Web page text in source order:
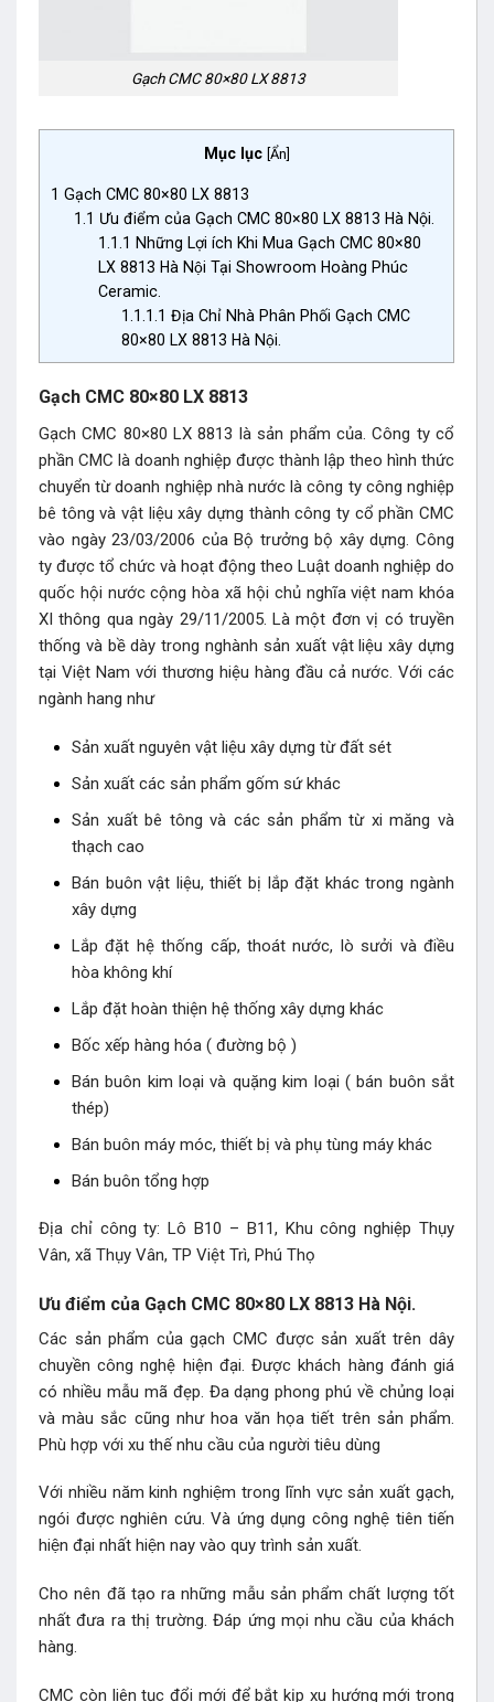
Gạch CMC 80×80 LX 8813
Mục lục Ẩn
1 Gạch CMC 80×80 LX 8813
1.1 Ưu điểm của Gạch CMC 80×80 LX 8813 Hà Nội.
1.1.1 Những Lợi ích Khi Mua Gạch CMC 80×80
LX 8813 Hà Nội Tại Showroom Hoàng Phúc
Ceramic.
1.1.1.1 Địa Chỉ Nhà Phân Phối Gạch CMC
80×80 LX 8813 Hà Nội.
Gạch CMC 80×80 LX 8813
Gạch CMC 80×80 LX 8813 là sản phẩm của. Công ty cổ
phần CMC là doanh nghiệp được thành lập theo hình thức
chuyển từ doanh nghiệp nhà nước là công ty công nghiệp
bê tông và vật liệu xây dựng thành công ty cổ phần CMC
vào ngày 23/03/2006 của Bộ trưởng bộ xây dựng. Công
ty được tổ chức và hoạt động theo Luật doanh nghiệp do
quốc hội nước cộng hòa xã hội chủ nghĩa việt nam khóa
XI thông qua ngày 29/11/2005. Là một đơn vị có truyền
thống và bề dày trong nghành sản xuất vật liệu xây dựng
tại Việt Nam với thương hiệu hàng đầu cả nước. Với các
ngành hang như
Sản xuất nguyên vật liệu xây dựng từ đất sét
Sản xuất các sản phẩm gốm sứ khác
Sản xuất bê tông và các sản phẩm từ xi măng và
thạch cao
Bán buôn vật liệu, thiết bị lắp đặt khác trong ngành
xây dựng
Lắp đặt hệ thống cấp, thoát nước, lò sưởi và điều
hòa không khí
Lắp đặt hoàn thiện hệ thống xây dựng khác
Bốc xếp hàng hóa ( đường bộ )
Bán buôn kim loại và quặng kim loại ( bán buôn sắt
thép)
Bán buôn máy móc, thiết bị và phụ tùng máy khác
Bán buôn tổng hợp
Địa chỉ công ty: Lô B10 – B11, Khu công nghiệp Thụy
Vân, xã Thụy Vân, TP Việt Trì, Phú Thọ
Ưu điểm của Gạch CMC 80×80 LX 8813 Hà Nội.
Các sản phẩm của gạch CMC được sản xuất trên dây
chuyền công nghệ hiện đại. Được khách hàng đánh giá
có nhiều mẫu mã đẹp. Đa dạng phong phú về chủng loại
và màu sắc cũng như hoa văn họa tiết trên sản phẩm.
Phù hợp với xu thế nhu cầu của người tiêu dùng
Với nhiều năm kinh nghiệm trong lĩnh vực sản xuất gạch,
ngói được nghiên cứu. Và ứng dụng công nghệ tiên tiến
hiện đại nhất hiện nay vào quy trình sản xuất.
Cho nên đã tạo ra những mẫu sản phẩm chất lượng tốt
nhất đưa ra thị trường. Đáp ứng mọi nhu cầu của khách
hàng.
CMC còn liên tục đổi mới để bắt kịp xu hướng mới trong